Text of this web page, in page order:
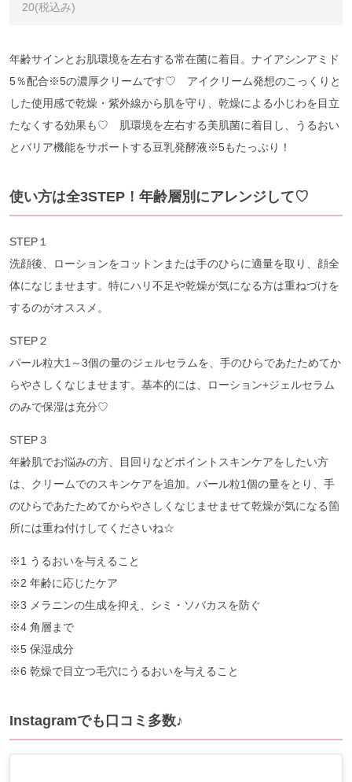
20(税込み)
年齢サインとお肌環境を左右する常在菌に着目。ナイアシンアミド
5％配合※5の濃厚クリームです♡ アイクリーム発想のこっくりと
した使用感で乾燥・紫外線から肌を守り、乾燥による小じわを目立
たなくする効果も♡ 肌環境を左右する美肌菌に着目し、うるおい
とバリア機能をサポートする豆乳発酵液※5もたっぷり！
使い方は全3STEP！年齢層別にアレンジして♡
STEP１
洗顔後、ローションをコットンまたは手のひらに適量を取り、顔全
体になじませます。特にハリ不足や乾燥が気になる方は重ねづけを
するのがオススメ。
STEP２
パール粒大1～3個の量のジェルセラムを、手のひらであたためてか
らやさしくなじませます。基本的には、ローション+ジェルセラム
のみで保湿は充分♡
STEP３
年齢肌でお悩みの方、目回りなどポイントスキンケアをしたい方
は、クリームでのスキンケアを追加。パール粒1個の量をとり、手
のひらであたためてからやさしくなじませませて乾燥が気になる箇
所には重ね付けしてくださいね☆
※1 うるおいを与えること
※2 年齢に応じたケア
※3 メラニンの生成を抑え、シミ・ソバカスを防ぐ
※4 角層まで
※5 保湿成分
※6 乾燥で目立つ毛穴にうるおいを与えること
Instagramでも口コミ多数♪